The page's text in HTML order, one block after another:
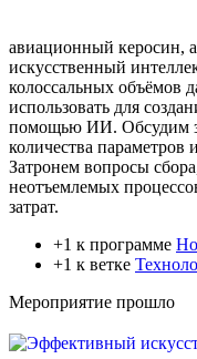
авиационный керосин,
искусственный
колоссальных объёмов
использовать для
помощью ИИ. Обсудим
количества
Затронем вопросы
неотъемлемых
затрат.
+1 к программе
+1 к ветке
Мероприятие прошло